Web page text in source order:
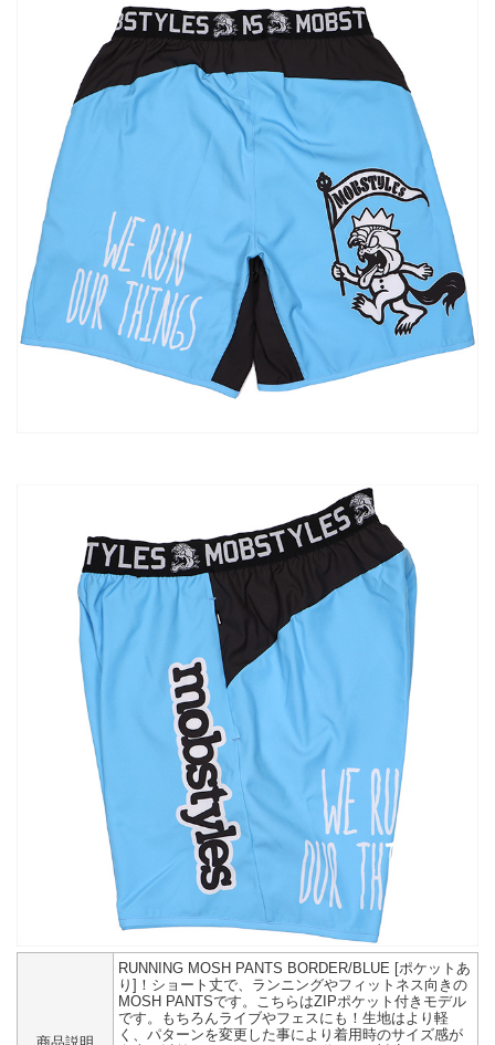
RUNNING MOSH PANTS BORDER/BLUE [ポケットあ
り]！ショート丈で、ランニングやフィットネス向きの
MOSH PANTSです。こちらはZIPポケット付きモデル
です。もちろんライブやフェスにも！生地はより軽
く、パターンを変更した事により着用時のサイズ感が